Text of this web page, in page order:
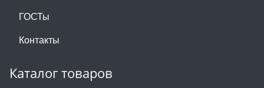
ГОСТы
Контакты
Каталог товаров